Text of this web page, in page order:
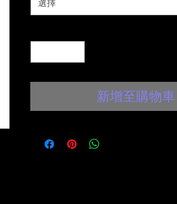
選擇
新增至購物車